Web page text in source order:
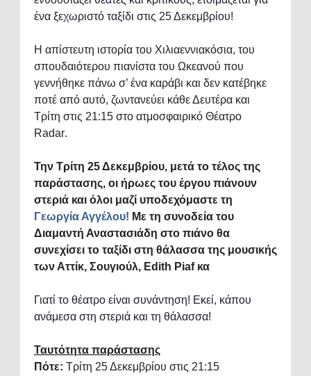
ένα ξεχωριστό ταξίδι στις 25 Δεκεμβρίου!
Η απίστευτη ιστορία του Χιλιαεννιακόσια, του
σπουδαιότερου πιανίστα του Ωκεανού που
γεννήθηκε πάνω σ’ ένα καράβι και δεν κατέβηκε
ποτέ από αυτό, ζωντανεύει κάθε Δευτέρα και
Τρίτη στις 21:15 στο ατμοσφαιρικό Θέατρο
Radar.
Την Τρίτη 25 Δεκεμβρίου, μετά το τέλος της
παράστασης, οι ήρωες του έργου πιάνουν
στεριά και όλοι μαζί υποδεχόμαστε τη
Γεωργία Αγγέλου! Με τη συνοδεία του
Διαμαντή Αναστασιάδη στο πιάνο θα
συνεχίσει το ταξίδι στη θάλασσα της μουσικής
των Αττίκ, Σουγιούλ, Edith Piafκα
Γιατί το θέατρο είναι συνάντηση! Εκεί, κάπου
ανάμεσα στη στεριά και τη θάλασσα!
Ταυτότητα παράστασης
Πότε: Τρίτη 25 Δεκεμβρίου στις 21:15